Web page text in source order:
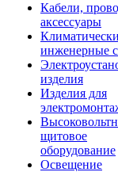
Кабели,
аксессуары
инженерные
изделия
Изделия для
щитовое
оборудование
Освещение